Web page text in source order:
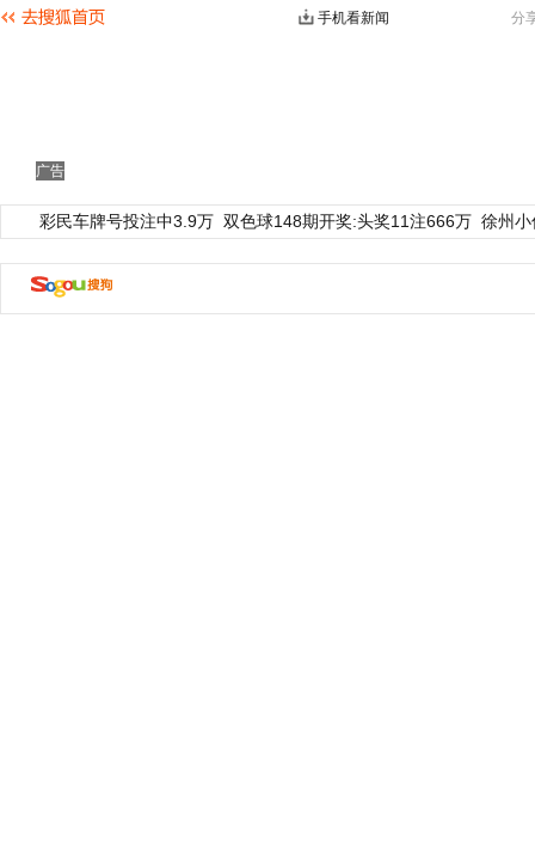
分
手机看新闻
广告
彩民车牌号投注中3.9万 双色球148期开奖:头奖11注666万 徐州